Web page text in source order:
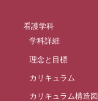
看護学科
学科詳細
理念と目標
カリキュラム
カリキュラム構造図